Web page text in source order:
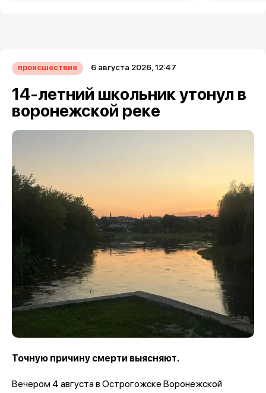
происшествия 6 августа 2026, 12:47
14-летний школьник утонул в
воронежской реке
Точную причину смерти выясняют.
Вечером 4 августа в Острогожске Воронежской